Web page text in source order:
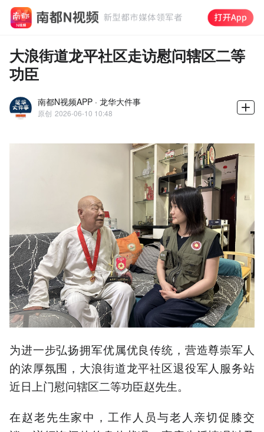
大浪街道龙平社区走访慰问辖区二等
功臣
南都N视频APP · 龙华大件事
原创 2026-06-10 10:48
为进一步弘扬拥军优属优良传统，营造尊崇军人
的浓厚氛围，大浪街道龙平社区退役军人服务站
近日上门慰问辖区二等功臣赵先生。
在赵老先生家中，工作人员与老人亲切促膝交